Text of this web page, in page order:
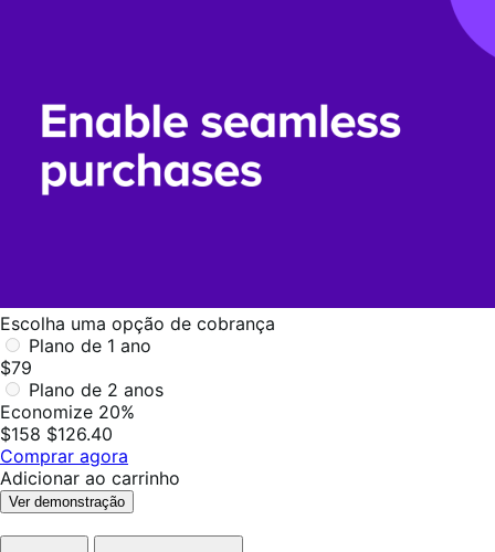
Escolha uma opção de cobrança
Plano de 1 ano
$79
Plano de 2 anos
Economize 20%
$158 $126.40
Comprar agora
Adicionar ao carrinho
Ver demonstração